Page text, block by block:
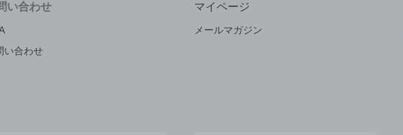
い合わせ
い合わせ
マイページ
メールマガジン